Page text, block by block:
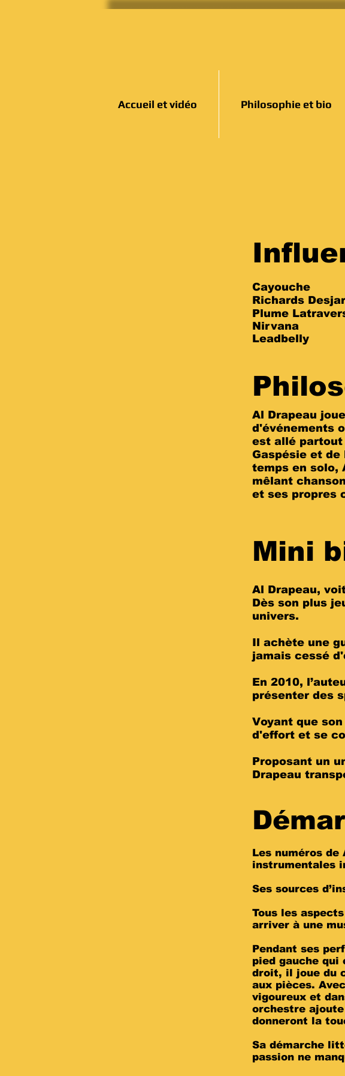
Accueil et vidéo Philosophie et bio
Cayouche
Richards
Plume L
Nirvana
Leadbelly
Al Drapeau
d'événements
est allé
Gaspésie et de
temps en solo,
mêlant
et ses propres
Mini
Al Drapeau,
Dès son plus
univers.
Il achète une
jamais cessé
En 2010,
présenter des
Voyant que
d'effort et se
Proposant un
Drapeau
Les numéros
instrumentales
Ses sources
Tous les
arriver à une
Pendant ses
pied gauche qui
droit, il joue du
aux pièces.
vigoureux et
orchestre
donneront la
Sa démarche
passion ne